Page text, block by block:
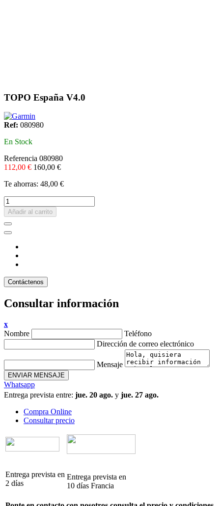
TOPO España V4.0
Ref: 080980
En Stock
Referencia 080980
112,00 € 160,00 €
Te ahorras: 48,00 €
Añadir al carrito
Contáctenos
Consultar información
x
Nombre
Teléfono
Dirección de correo electrónico
Mensaje
ENVIAR MENSAJE
Whatsapp
Entrega prevista entre: jue. 20 ago. y jue. 27 ago.
Compra Online
Consultar precio
Entrega prevista en
2 días
Entrega prevista en
10 días Francia